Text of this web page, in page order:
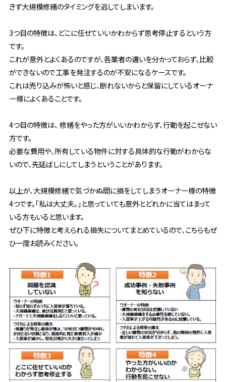
きず大規模修繕のタイミングを逃してしまいます。
3つ目の特徴は、どこに任せていいかわからず思考停止するという方
です。
これが意外とよくあるのですが、各業者の違いを分かっておらず、比較
ができないので工事を発注するのが不安になるケースです。
これは売り込みが怖いと感じ、断れないからと保留にしているオーナ
ー様によくあることです。
4つ目の特徴は、 修繕をやった方がいいかわからず、行動を起こせない
方です。
必要な費用や、所有している物件に対する具体的な行動がわからな
いので、先延ばしにしてしまうということがあります。
以上が、大規模修繕で気づかぬ間に損をしてしまうオーナー様の特徴
4つです。「私は大丈夫。」と思っていても意外とどれかに当てはまって
いる方もいると思います。
ぜひ下に特徴と考えられる損失についてまとめているので、こちらもぜ
ひ一度お読みください。